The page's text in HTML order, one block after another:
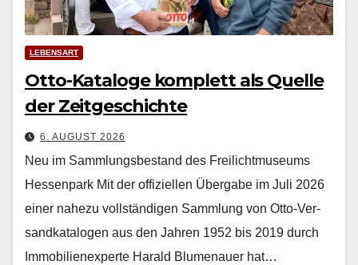
LEBENSART
Otto-Kataloge komplett als Quelle
der Zeitgeschichte
6. AUGUST 2026
Neu im Sammlungsbestand des Freilichtmuseums
Hessenpark Mit der offiziellen Über­gabe im Juli 2026
ein­er nahezu voll­ständi­gen Samm­lung von Otto-Ver­
sand­kat­a­lo­gen aus den Jahren 1952 bis 2019 durch
Immo­bilienex­perte Har­ald Blu­me­nauer hat…